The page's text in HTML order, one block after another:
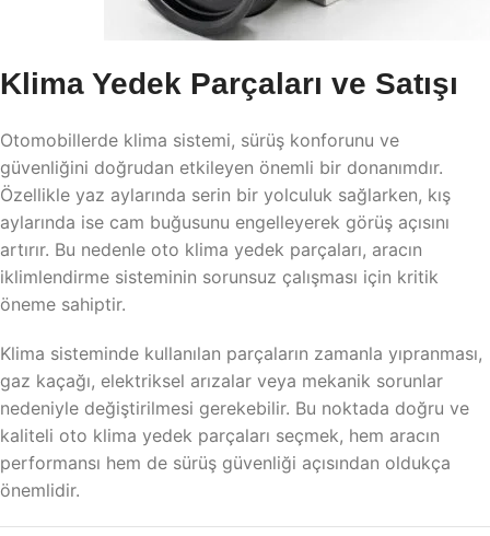
Klima Yedek Parçaları ve Satışı
Otomobillerde klima sistemi, sürüş konforunu ve
güvenliğini doğrudan etkileyen önemli bir donanımdır.
Özellikle yaz aylarında serin bir yolculuk sağlarken, kış
aylarında ise cam buğusunu engelleyerek görüş açısını
artırır. Bu nedenle oto klima yedek parçaları, aracın
iklimlendirme sisteminin sorunsuz çalışması için kritik
öneme sahiptir.
Klima sisteminde kullanılan parçaların zamanla yıpranması,
gaz kaçağı, elektriksel arızalar veya mekanik sorunlar
nedeniyle değiştirilmesi gerekebilir. Bu noktada doğru ve
kaliteli oto klima yedek parçaları seçmek, hem aracın
performansı hem de sürüş güvenliği açısından oldukça
önemlidir.